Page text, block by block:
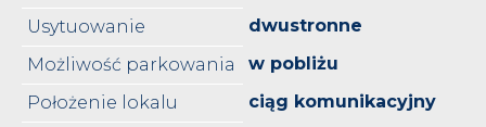
Usytuowanie
dwustronne
Możliwość parkowania
w pobliżu
Położenie lokalu
ciąg komunikacyjny